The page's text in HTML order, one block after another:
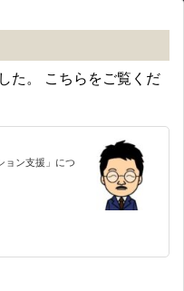
た。 こちらをご覧くだ
ョン支援」につ